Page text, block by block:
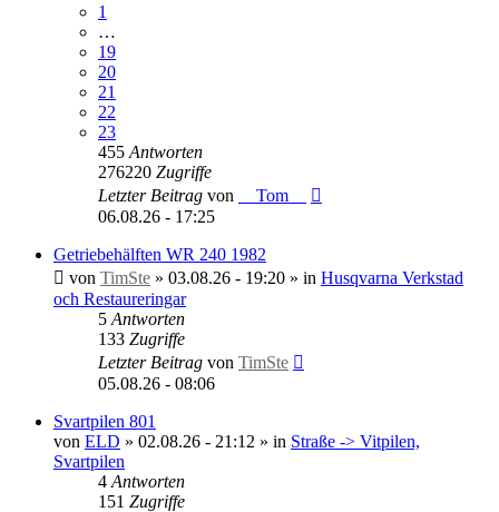
1
…
19
20
21
22
23
455 Antworten
276220 Zugriffe
Letzter Beitrag von
__Tom__
06.08.26 - 17:25
Getriebehälften WR 240 1982
von TimSte » 03.08.26 - 19:20 » in Husqvarna Verkstad
och Restaureringar
5 Antworten
133 Zugriffe
Letzter Beitrag von TimSte
05.08.26 - 08:06
Svartpilen 801
von ELD » 02.08.26 - 21:12 » in Straße -> Vitpilen,
Svartpilen
4 Antworten
151 Zugriffe